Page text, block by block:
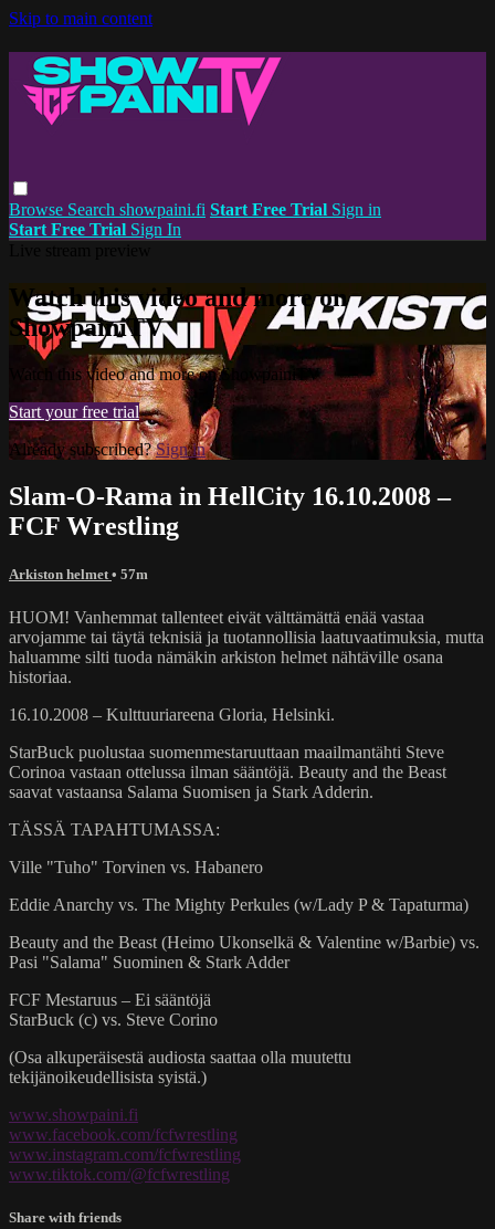
Skip to main content
Browse Search showpaini.fi Start Free Trial Sign in
Start Free Trial Sign In
Watch this video and more on
ShowpainiTV
Watch this video and more on ShowpainiTV
Start your free trial
Already subscribed?Sign in
Slam-O-Rama in HellCity 16.10.2008 –
FCF Wrestling
Arkiston helmet • 57m
HUOM! Vanhemmat tallenteet eivät välttämättä enää vastaa
arvojamme tai täytä teknisiä ja tuotannollisia laatuvaatimuksia, mutta
haluamme silti tuoda nämäkin arkiston helmet nähtäville osana
historiaa.
16.10.2008 – Kulttuuriareena Gloria, Helsinki.
StarBuck puolustaa suomenmestaruuttaan maailmantähti Steve
Corinoa vastaan ottelussa ilman sääntöjä. Beauty and the Beast
saavat vastaansa Salama Suomisen ja Stark Adderin.
TÄSSÄ TAPAHTUMASSA:
Ville "Tuho" Torvinen vs. Habanero
Eddie Anarchy vs. The Mighty Perkules (w/Lady P & Tapaturma)
Beauty and the Beast (Heimo Ukonselkä & Valentine w/Barbie) vs.
Pasi "Salama" Suominen & Stark Adder
FCF Mestaruus – Ei sääntöjä
StarBuck (c) vs. Steve Corino
(Osa alkuperäisestä audiosta saattaa olla muutettu
tekijänoikeudellisista syistä.)
www.showpaini.fi
www.facebook.com/fcfwrestling
www.instagram.com/fcfwrestling
www.tiktok.com/@fcfwrestling
Share with friends